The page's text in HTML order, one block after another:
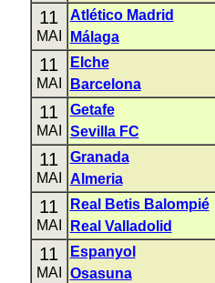
11
MAI
Atlético Madrid
Málaga
11
MAI
Elche
Barcelona
11
MAI
Getafe
Sevilla FC
11
MAI
Granada
Almeria
11
MAI
Real Betis Balompié
Real Valladolid
11
MAI
Espanyol
Osasuna